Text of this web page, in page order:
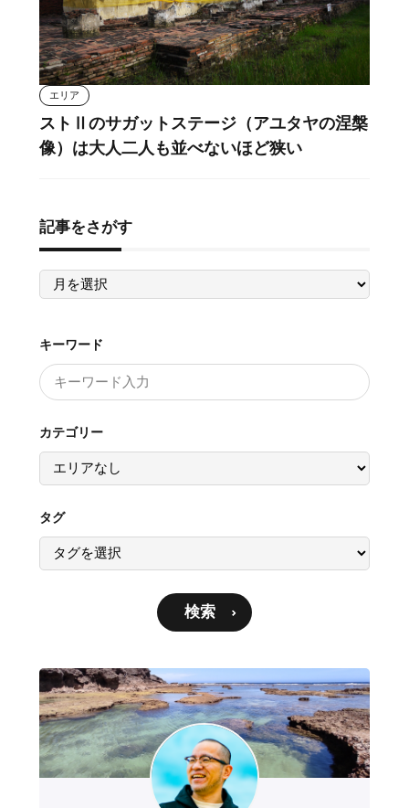
エリア
ストⅡのサガットステージ（アユタヤの涅槃
像）は大人二人も並べないほど狭い
記事をさがす
記
を
す
キーワード
カテゴリー
タグ
検索